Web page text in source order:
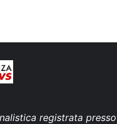
registrata presso